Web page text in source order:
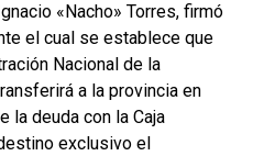
«Nacho» Torres, firmó
el cual se establece que
Nacional de la
a la provincia en
la deuda con la Caja
exclusivo el